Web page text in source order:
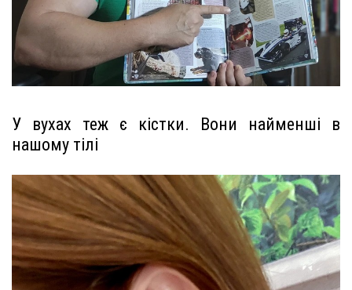
У вухах теж є кістки. Вони найменші в
нашому тілі